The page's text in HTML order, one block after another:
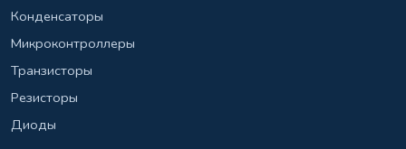
Конденсаторы
Микроконтроллеры
Транзисторы
Резисторы
Диоды